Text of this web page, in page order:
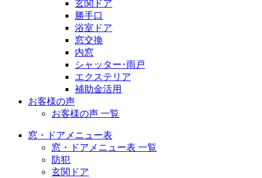
玄関ドア
勝手口
浴室ドア
窓交換
内窓
シャッター･雨戸
エクステリア
補助金活用
お客様の声
お客様の声 一覧
窓・ドアメニュー表
窓・ドアメニュー表 一覧
防犯
玄関ドア